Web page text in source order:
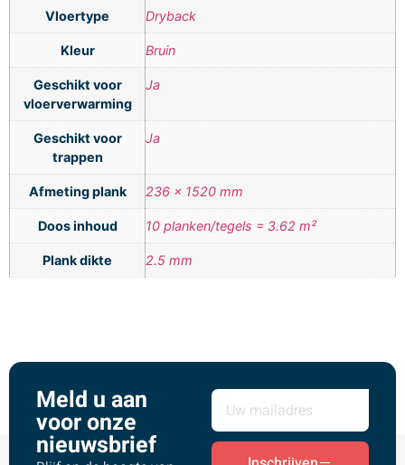
Vloertype Dryback
Kleur Bruin
Geschikt voor
vloerverwarming
Ja
Geschikt voor
trappen
Ja
Afmeting plank 236 x 1520 mm
Doos inhoud 10 planken/tegels = 3.62 m²
Plank dikte 2.5 mm
Meld u aan
voor onze
nieuwsbrief